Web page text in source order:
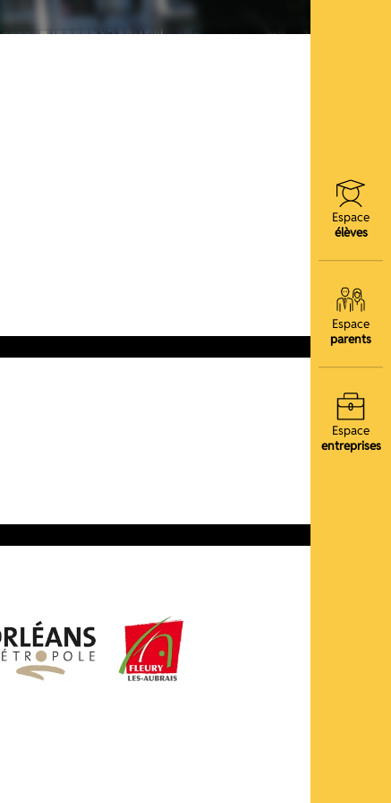
Espace
élèves
Espace
parents
Espace
entreprises